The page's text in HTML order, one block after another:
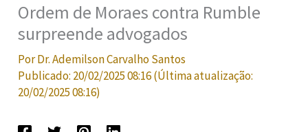
Ordem de Moraes contra Rumble
surpreende advogados
PorDr. Ademilson Carvalho Santos
Publicado: 20/02/2025 08:16(Última atualização:
20/02/2025 08:16)